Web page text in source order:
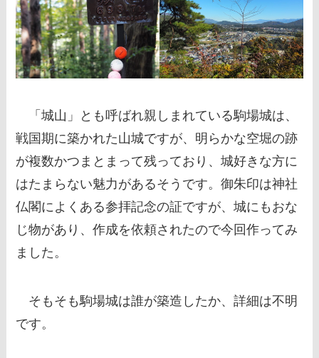
「城山」とも呼ばれ親しまれている駒場城は、
戦国期に築かれた山城ですが、明らかな空堀の跡
が複数かつまとまって残っており、城好きな方に
はたまらない魅力があるそうです。御朱印は神社
仏閣によくある参拝記念の証ですが、城にもおな
じ物があり、作成を依頼されたので今回作ってみ
ました。
そもそも駒場城は誰が築造したか、詳細は不明
です。